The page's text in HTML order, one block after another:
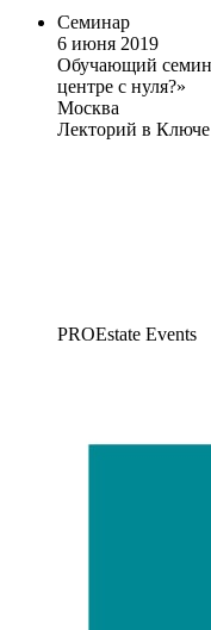
Семинар
6 июня 2019
Обучающий
центре с нуля?»
Москва
Лекторий в
PROEstate Events